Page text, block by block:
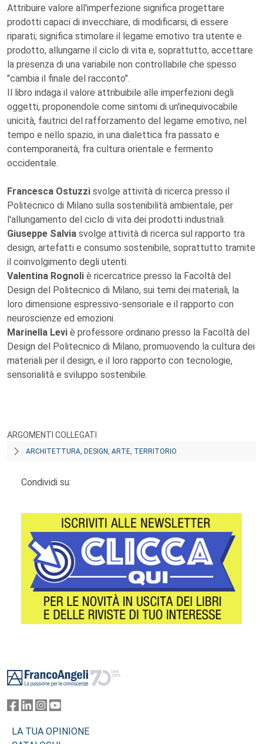
Attribuire valore all'imperfezione significa progettare
prodotti capaci di invecchiare, di modificarsi, di essere
riparati; significa stimolare il legame emotivo tra utente e
prodotto, allungarne il ciclo di vita e, soprattutto, accettare
la presenza di una variabile non controllabile che spesso
"cambia il finale del racconto".
Il libro indaga il valore attribuibile alle imperfezioni degli
oggetti, proponendole come sintomi di un'inequivocabile
unicità, fautrici del rafforzamento del legame emotivo, nel
tempo e nello spazio, in una dialettica fra passato e
contemporaneità, fra cultura orientale e fermento
occidentale.
Francesca Ostuzzi svolge attività di ricerca presso il
Politecnico di Milano sulla sostenibilità ambientale, per
l'allungamento del ciclo di vita dei prodotti industriali.
Giuseppe Salvia svolge attività di ricerca sul rapporto tra
design, artefatti e consumo sostenibile, soprattutto tramite
il coinvolgimento degli utenti.
Valentina Rognoli è ricercatrice presso la Facoltà del
Design del Politecnico di Milano, sui temi dei materiali, la
loro dimensione espressivo-sensoriale e il rapporto con
neuroscienze ed emozioni.
Marinella Levi è professore ordinario presso la Facoltà del
Design del Politecnico di Milano, promuovendo la cultura dei
materiali per il design, e il loro rapporto con tecnologie,
sensorialità e sviluppo sostenibile.
ARGOMENTI COLLEGATI
ARCHITETTURA, DESIGN, ARTE, TERRITORIO
Condividi su:
LA TUA OPINIONE